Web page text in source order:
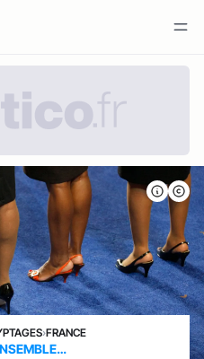
›FRANCE